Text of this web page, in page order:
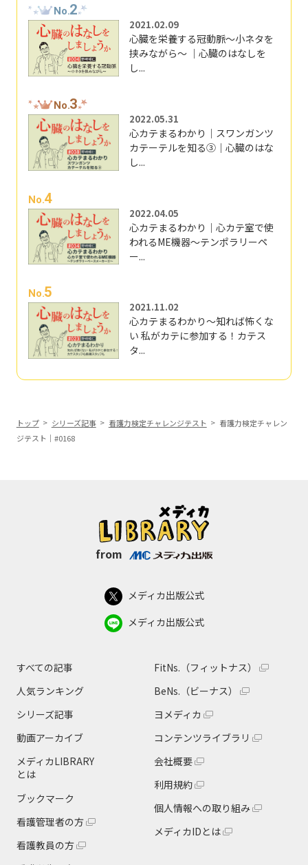
No.2
2021.02.09
心臓を栄養する冠動脈～小ネタを
挟みながら～ ｜心臓のはなしを
し...
No.3
2022.05.31
心カテまるわかり｜スワンガンツ
カテーテルを知る③｜心臓のはな
し...
No.4
2022.04.05
心カテまるわかり｜心カテ室で使
われるME機器～テンポラリーペ
ー...
No.5
2021.11.02
心カテまるわかり～知れば怖くな
い 私がカテに参加する！カテス
タ...
トップ シリーズ記事 看護力検定チャレンジテスト
看護力検定チャレン
ジテスト｜#0168
from
メディカ出版公式
メディカ出版公式
すべての記事
人気ランキング
シリーズ記事
動画アーカイブ
メディカLIBRARY
とは
ブックマーク
看護管理者の方
看護教員の方
FitNs.（フィットナス）
BeNs.（ビーナス）
ヨメディカ
コンテンツライブラリ
会社概要
利用規約
個人情報への取り組み
メディカIDとは